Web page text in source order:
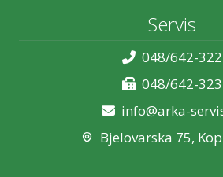
Servis
048/642-322
048/642-323
info@arka-
Bjelovarska 75,